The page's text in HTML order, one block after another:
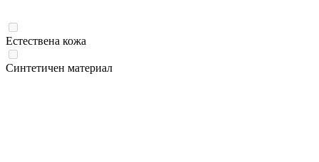
Естествена кожа
Синтетичен материал